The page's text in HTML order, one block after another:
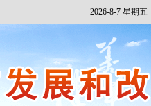
2026-8-7 星期五